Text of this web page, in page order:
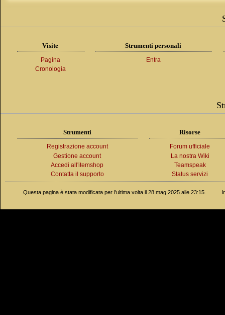
Visite
Pagina
Cronologia
Strumenti personali
Entra
Strumenti
Registrazione account
Gestione account
Accedi all'itemshop
Contatta il supporto
Risorse
Forum ufficiale
La nostra Wiki
Teamspeak
Status servizi
Questa pagina è stata modificata per l'ultima volta il 28 mag 2025 alle 23:15.